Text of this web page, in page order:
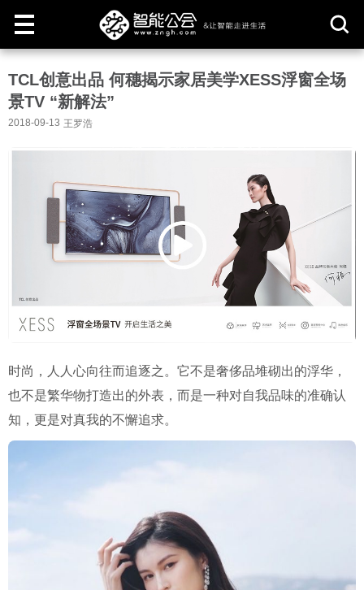
TCL创意出品 何穗揭示家居美学XESS浮窗全场
景TV “新解法”
2018-09-13 王罗浩
时尚，人人心向往而追逐之。它不是奢侈品堆砌出的浮华，
也不是繁华物打造出的外表，而是一种对自我品味的准确认
知，更是对真我的不懈追求。